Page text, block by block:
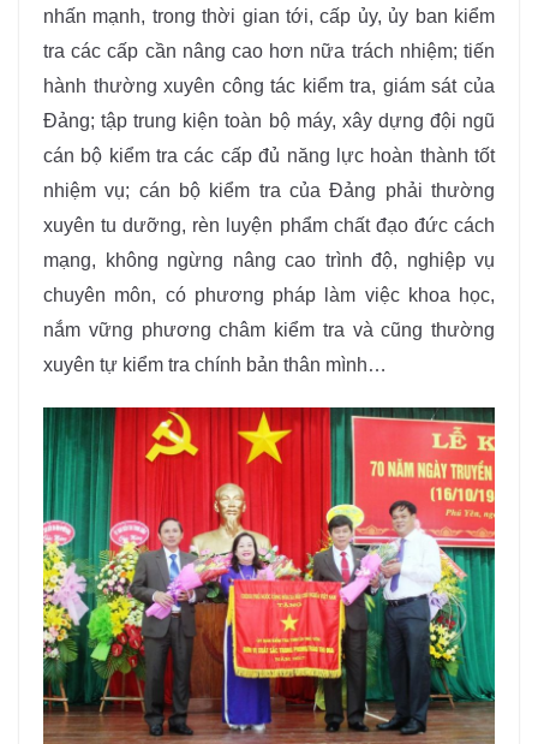
nhấn mạnh, trong thời gian tới, cấp ủy, ủy ban kiểm
tra các cấp cần nâng cao hơn nữa trách nhiệm; tiến
hành thường xuyên công tác kiểm tra, giám sát của
Đảng; tập trung kiện toàn bộ máy, xây dựng đội ngũ
cán bộ kiểm tra các cấp đủ năng lực hoàn thành tốt
nhiệm vụ; cán bộ kiểm tra của Đảng phải thường
xuyên tu dưỡng, rèn luyện phẩm chất đạo đức cách
mạng, không ngừng nâng cao trình độ, nghiệp vụ
chuyên môn, có phương pháp làm việc khoa học,
nắm vững phương châm kiểm tra và cũng thường
xuyên tự kiểm tra chính bản thân mình…